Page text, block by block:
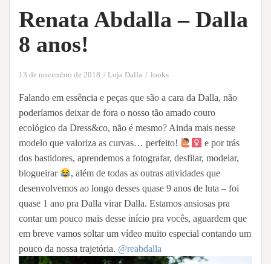
Renata Abdalla – Dalla
8 anos!
13 de novembro de 2018 Loja Dalla looks
Falando em essência e peças que são a cara da Dalla, não
poderíamos deixar de fora o nosso tão amado couro
ecológico da Dress&co, não é mesmo? Ainda mais nesse
modelo que valoriza as curvas… perfeito!
e por trás
dos bastidores, aprendemos a fotografar, desfilar, modelar,
blogueirar
, além de todas as outras atividades que
desenvolvemos ao longo desses quase 9 anos de luta – foi
quase 1 ano pra Dalla virar Dalla. Estamos ansiosas pra
contar um pouco mais desse início pra vocês, aguardem que
em breve vamos soltar um vídeo muito especial contando um
pouco da nossa trajetória. @reabdalla